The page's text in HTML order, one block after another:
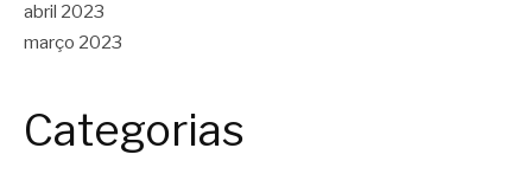
abril 2023
março 2023
Categorias